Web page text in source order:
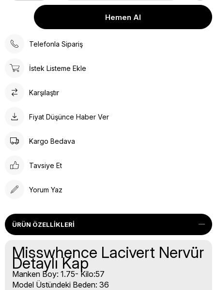
Telefonla Sipariş
İstek Listeme Ekle
Karşılaştır
Fiyat Düşünce Haber Ver
Kargo Bedava
Tavsiye Et
Yorum Yaz
ÜRÜN ÖZELLIKLERI
Misswhence Lacivert Nervür
Detaylı Kap
Manken Boy: 1.75- Kilo:57
Model Üstündeki Beden: 36